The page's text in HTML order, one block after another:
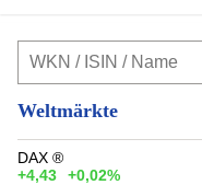
Weltmärkte
DAX ®
+4,43
+0,02%